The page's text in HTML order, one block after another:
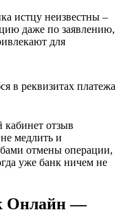
истцу неизвестны –
даже по заявлению,
для
в реквизитах платежа
кабинет отзыв
медлить и
отмены операции,
уже банк ничем не
Онлайн —